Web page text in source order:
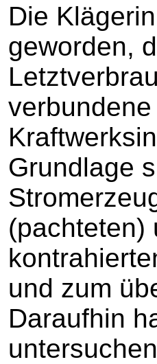
Die
geworden,
Grundlage
(pachteten)
und zum
Daraufhin